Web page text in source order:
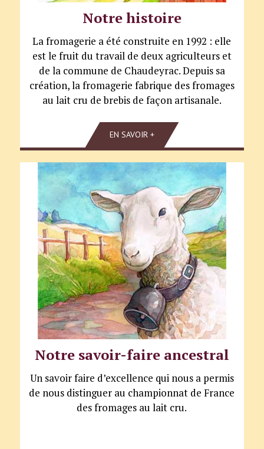
Notre histoire
La fromagerie a été construite en 1992 : elle
est le fruit du travail de deux agriculteurs et
de la commune de Chaudeyrac. Depuis sa
création, la fromagerie fabrique des fromages
au lait cru de brebis de façon artisanale.
EN SAVOIR +
Notre savoir-faire ancestral
Un savoir faire d’excellence qui nous a permis
de nous distinguer au championnat de France
des fromages au lait cru.